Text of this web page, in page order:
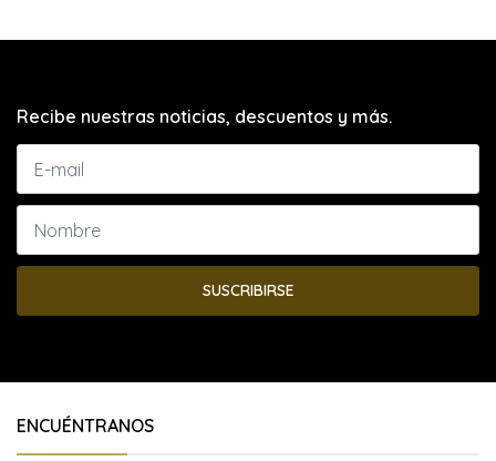
Recibe nuestras noticias, descuentos y más.
SUSCRIBIRSE
ENCUÉNTRANOS